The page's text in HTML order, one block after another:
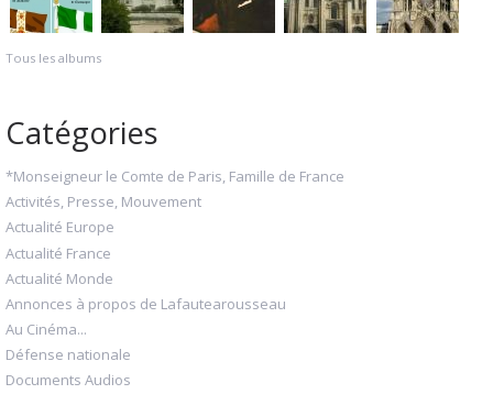
Tous les albums
Catégories
*Monseigneur le Comte de Paris, Famille de France
Activités, Presse, Mouvement
Actualité Europe
Actualité France
Actualité Monde
Annonces à propos de Lafautearousseau
Au Cinéma...
Défense nationale
Documents Audios